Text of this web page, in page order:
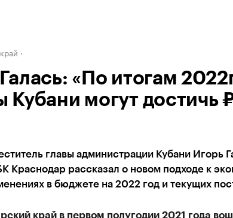
«По итогам
Кубани могут достичь
главы администрации Кубани Игорь
Краснодар рассказал о новом подходе к
в бюджете на 2022 год и текущих
край в первом полугодии 2021 года